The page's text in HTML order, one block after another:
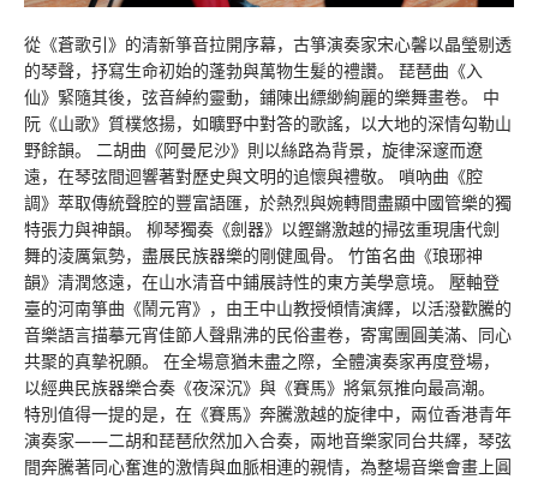
從《蒼歌引》的清新箏音拉開序幕，古箏演奏家宋心馨以晶瑩剔透
的琴聲，抒寫生命初始的蓬勃與萬物生髮的禮讚。 琵琶曲《入
仙》緊隨其後，弦音綽約靈動，鋪陳出縹緲絢麗的樂舞畫卷。 中
阮《山歌》質樸悠揚，如曠野中對答的歌謠，以大地的深情勾勒山
野餘韻。 二胡曲《阿曼尼沙》則以絲路為背景，旋律深邃而遼
遠，在琴弦間迴響著對歷史與文明的追懷與禮敬。 嗩吶曲《腔
調》萃取傳統聲腔的豐富語匯，於熱烈與婉轉間盡顯中國管樂的獨
特張力與神韻。 柳琴獨奏《劍器》以鏗鏘激越的掃弦重現唐代劍
舞的淩厲氣勢，盡展民族器樂的剛健風骨。 竹笛名曲《琅琊神
韻》清潤悠遠，在山水清音中鋪展詩性的東方美學意境。 壓軸登
臺的河南箏曲《鬧元宵》，由王中山教授傾情演繹，以活潑歡騰的
音樂語言描摹元宵佳節人聲鼎沸的民俗畫卷，寄寓團圓美滿、同心
共聚的真摯祝願。 在全場意猶未盡之際，全體演奏家再度登場，
以經典民族器樂合奏《夜深沉》與《賽馬》將氣氛推向最高潮。
特別值得一提的是，在《賽馬》奔騰激越的旋律中，兩位香港青年
演奏家——二胡和琵琶欣然加入合奏，兩地音樂家同台共繹，琴弦
間奔騰著同心奮進的激情與血脈相連的親情，為整場音樂會畫上圓